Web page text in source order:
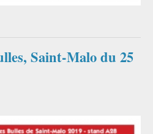
Saint-Malo du 25